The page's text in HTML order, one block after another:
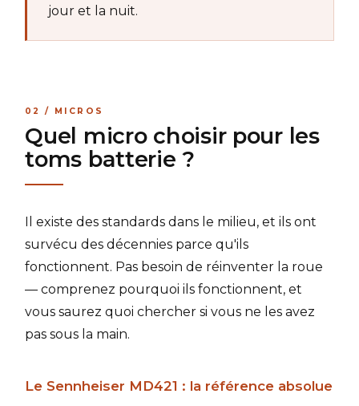
jour et la nuit.
02 / MICROS
Quel micro choisir pour les
toms batterie ?
Il existe des standards dans le milieu, et ils ont
survécu des décennies parce qu'ils
fonctionnent. Pas besoin de réinventer la roue
— comprenez pourquoi ils fonctionnent, et
vous saurez quoi chercher si vous ne les avez
pas sous la main.
Le Sennheiser MD421 : la référence absolue